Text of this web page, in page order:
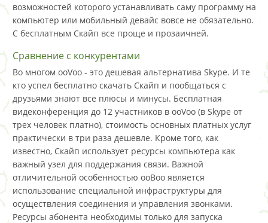
возможностей которого устанавливать саму программу на
компьютер или мобильный девайс вовсе не обязательно.
С бесплатным Скайп все проще и прозаичней.
Сравнение с конкурентами
Во многом ooVoo - это дешевая альтернатива Skype. И те
кто успел бесплатно скачать Скайп и пообщаться с
друзьями знают все плюсы и минусы. Бесплатная
видеконференция до 12 участников в ooVoo (в Skype от
трех человек платно), стоимость основных платных услуг
практически в три раза дешевле. Кроме того, как
известно, Скайп использует ресурсы компьютера как
важный узел для поддержания связи. Важной
отличительной особенностью ооВоо является
использование специальной инфраструктуры для
осуществления соединения и управления звонками.
Ресурсы абонента необходимы только для запуска